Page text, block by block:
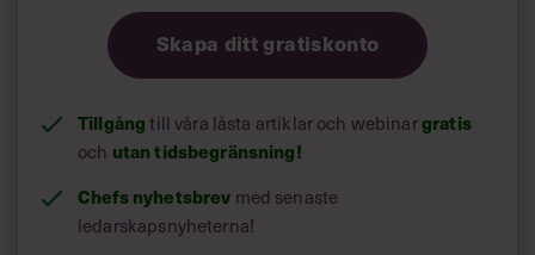
Skapa ditt gratiskonto
Tillgångtill våra låsta artiklar och webinargratis
och utan tidsbegränsning!
Chefs nyhetsbrev med senaste
ledarskapsnyheterna!